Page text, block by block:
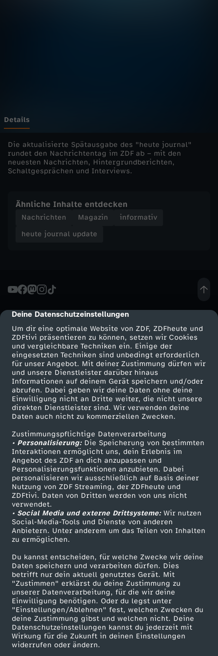
cmp-dialog-description
Deine Datenschutzeinstellungen
Um dir eine optimale Website von ZDF, ZDFheute und
ZDFtivi präsentieren zu können, setzen wir Cookies
und vergleichbare Techniken ein. Einige der
eingesetzten Techniken sind unbedingt erforderlich
für unser Angebot. Mit deiner Zustimmung dürfen wir
und unsere Dienstleister darüber hinaus
Informationen auf deinem Gerät speichern und/oder
abrufen. Dabei geben wir deine Daten ohne deine
Einwilligung nicht an Dritte weiter, die nicht unsere
direkten Dienstleister sind. Wir verwenden deine
Daten auch nicht zu kommerziellen Zwecken.
Zustimmungspflichtige Datenverarbeitung
• Personalisierung:Die Speicherung von bestimmten
Interaktionen ermöglicht uns, dein Erlebnis im
Angebot des ZDF an dich anzupassen und
Personalisierungsfunktionen anzubieten. Dabei
personalisieren wir ausschließlich auf Basis deiner
Nutzung von ZDF Streaming, der ZDFheute und
ZDFtivi. Daten von Dritten werden von uns nicht
verwendet.
• Social Media und externe Drittsysteme:Wir nutzen
Social-Media-Tools und Dienste von anderen
Anbietern. Unter anderem um das Teilen von Inhalten
zu ermöglichen.
Du kannst entscheiden, für welche Zwecke wir deine
Daten speichern und verarbeiten dürfen. Dies
betrifft nur dein aktuell genutztes Gerät. Mit
"Zustimmen" erklärst du deine Zustimmung zu
unserer Datenverarbeitung, für die wir deine
Einwilligung benötigen. Oder du legst unter
"Einstellungen/Ablehnen" fest, welchen Zwecken du
deine Zustimmung gibst und welchen nicht. Deine
Datenschutzeinstellungen kannst du jederzeit mit
Wirkung für die Zukunft in deinen Einstellungen
widerrufen oder ändern.
u
p
d
t
e
h
e
u
t
e
j
o
u
r
n
a
l
u
p
d
a
Details
Die aktualisierte Spätausgabe des "heute journal"
rundet den Nachrichtentag im ZDF ab – mit den
neuesten Nachrichten, Hintergrundberichten,
Schaltgesprächen und Interviews.
Ähnliche Inhalte entdecken
Nachrichten Magazin
informativ
heute journal update
Mehr ZDF
ZDF-Apps
Smart TV
ZDFtext
Livestreams
Sendungen A-Z
TV-Programm
Service
ZDFmitreden
Kontakt zum ZDF
Tickets
Zuschauerservice
Hilfe
ZDF Unternehmen
Karriere
ZDF goes Schule
Werbefernsehen
Mainzelmännchen